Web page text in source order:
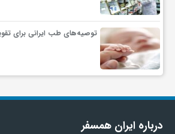
توصیه‌های طب ایرانی برای
درباره ایران همسفر